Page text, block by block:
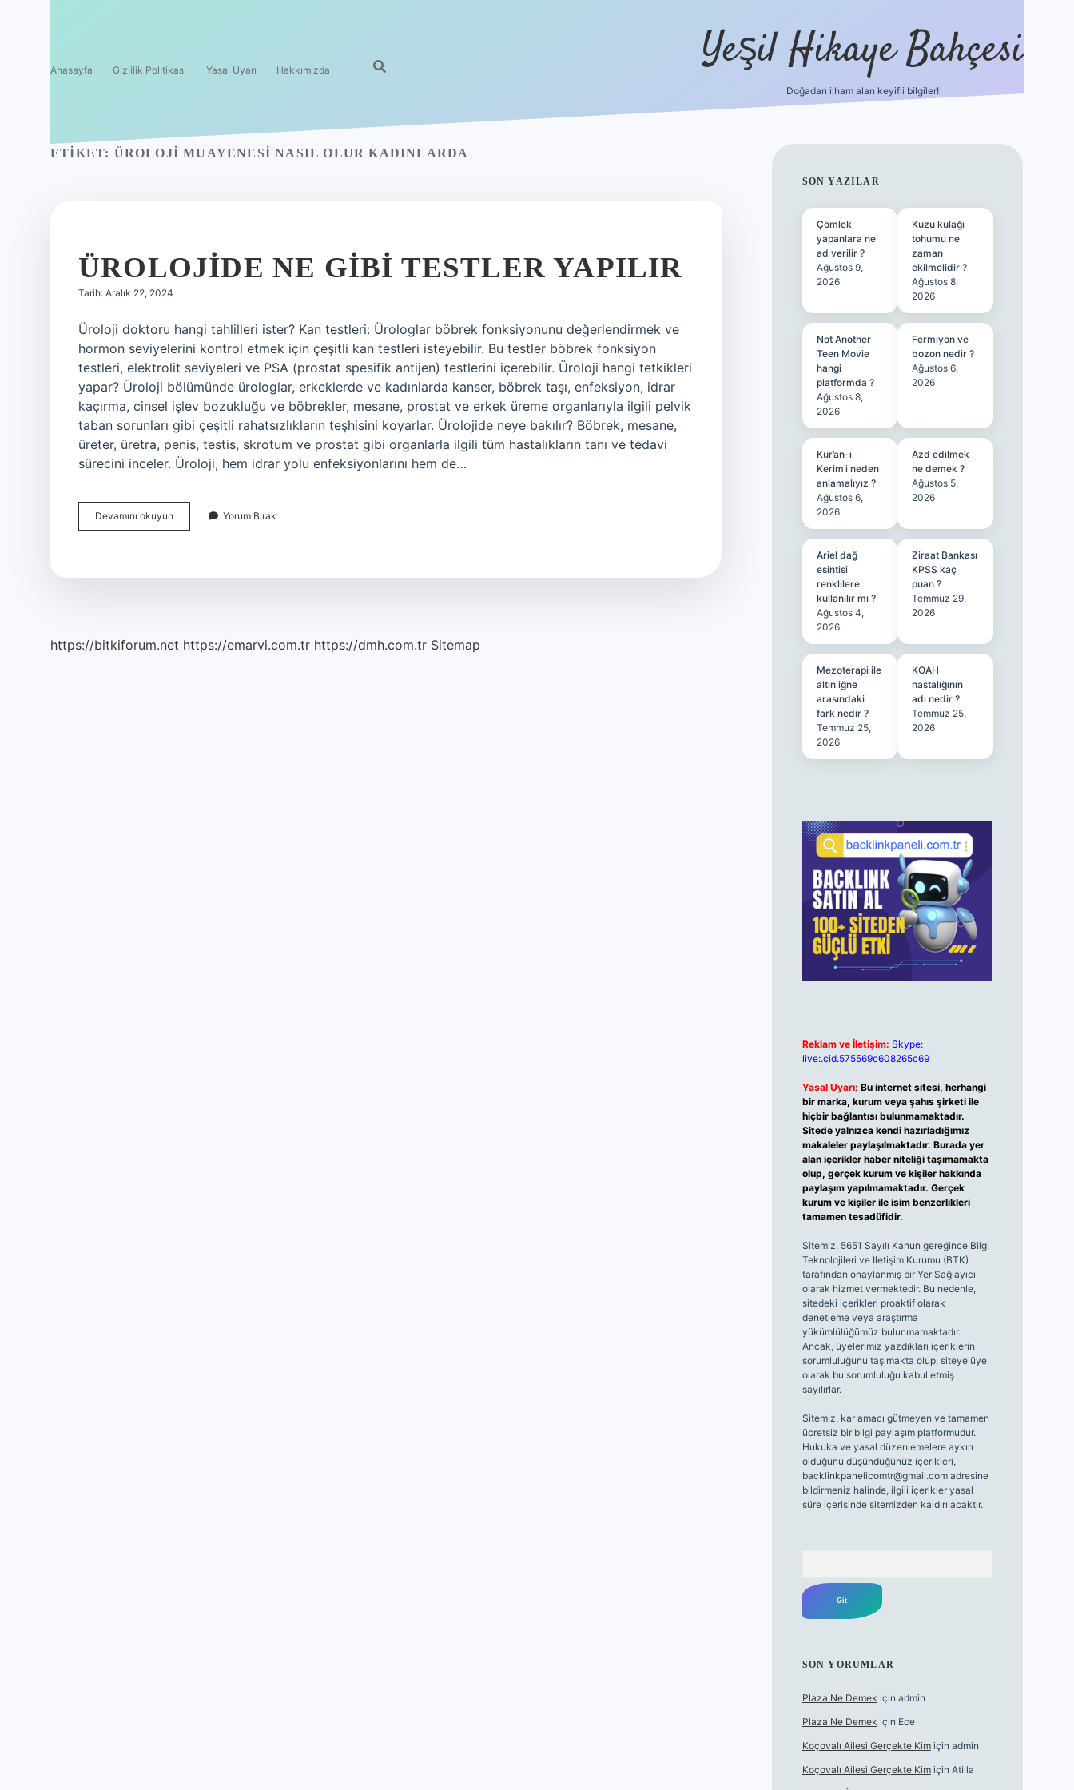
Anasayfa Gizlilik Politikası Yasal Uyarı Hakkımızda Yeşil Hikaye Bahçesi
Doğadan ilham alan keyifli bilgiler!
ETIKET: ÜROLOJI MUAYENESI NASIL OLUR KADINLARDA
ÜROLOJIDE NE GIBI TESTLER YAPILIR
Tarih: Aralık 22, 2024
Üroloji doktoru hangi tahlilleri ister? Kan testleri: Ürologlar böbrek fonksiyonunu değerlendirmek ve
hormon seviyelerini kontrol etmek için çeşitli kan testleri isteyebilir. Bu testler böbrek fonksiyon
testleri, elektrolit seviyeleri ve PSA (prostat spesifik antijen) testlerini içerebilir. Üroloji hangi tetkikleri
yapar? Üroloji bölümünde ürologlar, erkeklerde ve kadınlarda kanser, böbrek taşı, enfeksiyon, idrar
kaçırma, cinsel işlev bozukluğu ve böbrekler, mesane, prostat ve erkek üreme organlarıyla ilgili pelvik
taban sorunları gibi çeşitli rahatsızlıkların teşhisini koyarlar. Ürolojide neye bakılır? Böbrek, mesane,
üreter, üretra, penis, testis, skrotum ve prostat gibi organlarla ilgili tüm hastalıkların tanı ve tedavi
sürecini inceler. Üroloji, hem idrar yolu enfeksiyonlarını hem de…
Devamını okuyun Ürolojide
Ne
Yorum Bırak
https://bitkiforum.net https://emarvi.com.tr https://dmh.com.tr Sitemap
SIDEBAR
SON YAZILAR
Çömlek
yapanlara ne
ad verilir ?
Ağustos 9,
2026
Kuzu kulağı
tohumu ne
zaman
ekilmelidir ?
Ağustos 8,
2026
Not Another
Teen Movie
hangi
platformda ?
Ağustos 8,
2026
Fermiyon ve
bozon nedir ?
Ağustos 6,
2026
Kur’an-ı
Kerim’i neden
anlamalıyız ?
Ağustos 6,
2026
Azd edilmek
ne demek ?
Ağustos 5,
2026
Ariel dağ
esintisi
renklilere
kullanılır mı ?
Ağustos 4,
2026
Ziraat Bankası
KPSS kaç
puan ?
Temmuz 29,
2026
Mezoterapi ile
altın iğne
arasındaki
fark nedir ?
Temmuz 25,
2026
KOAH
hastalığının
adı nedir ?
Temmuz 25,
2026
Reklam ve İletişim: Skype:
live:.cid.575569c608265c69
Yasal Uyarı: Bu internet sitesi, herhangi
bir marka, kurum veya şahıs şirketi ile
hiçbir bağlantısı bulunmamaktadır.
Sitede yalnızca kendi hazırladığımız
makaleler paylaşılmaktadır. Burada yer
alan içerikler haber niteliği taşımamakta
olup, gerçek kurum ve kişiler hakkında
paylaşım yapılmamaktadır. Gerçek
kurum ve kişiler ile isim benzerlikleri
tamamen tesadüfidir.
Sitemiz, 5651 Sayılı Kanun gereğince Bilgi
Teknolojileri ve İletişim Kurumu (BTK)
tarafından onaylanmış bir Yer Sağlayıcı
olarak hizmet vermektedir. Bu nedenle,
sitedeki içerikleri proaktif olarak
denetleme veya araştırma
yükümlülüğümüz bulunmamaktadır.
Ancak, üyelerimiz yazdıkları içeriklerin
sorumluluğunu taşımakta olup, siteye üye
olarak bu sorumluluğu kabul etmiş
sayılırlar.
Sitemiz, kar amacı gütmeyen ve tamamen
ücretsiz bir bilgi paylaşım platformudur.
Hukuka ve yasal düzenlemelere aykırı
olduğunu düşündüğünüz içerikleri,
backlinkpanelicomtr@gmail.comadresine
bildirmeniz halinde, ilgili içerikler yasal
süre içerisinde sitemizden kaldırılacaktır.
SON YORUMLAR
Plaza Ne Demek için admin
Plaza Ne Demek için Ece
Koçovalı Ailesi Gerçekte Kimiçin admin
Koçovalı Ailesi Gerçekte Kimiçin Atilla
ilbet güncel giriş adresiilbet